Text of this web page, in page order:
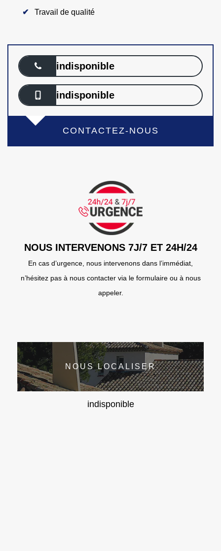
Travail de qualité
indisponible
indisponible
CONTACTEZ-NOUS
NOUS INTERVENONS 7J/7 ET 24H/24
En cas d’urgence, nous intervenons dans l’immédiat,
n’hésitez pas à nous contacter via le formulaire ou à nous
appeler.
NOUS LOCALISER
indisponible